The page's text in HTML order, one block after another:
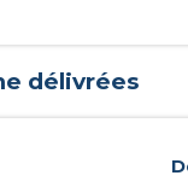
délivrées